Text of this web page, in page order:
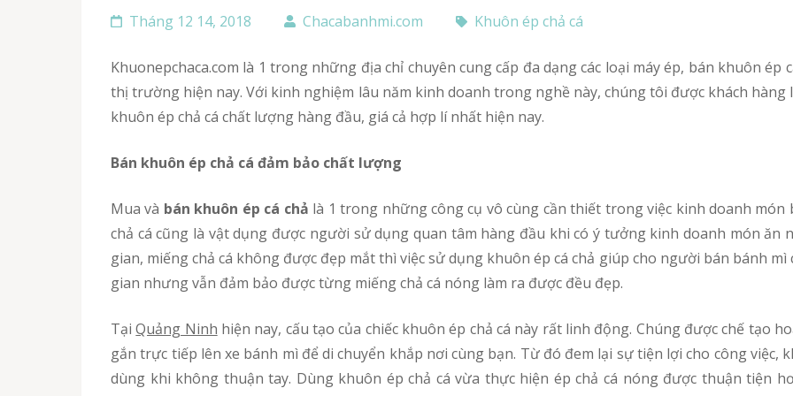
Tháng 12 14, 2018 Chacabanhmi.com Khuôn ép chả cá
Khuonepchaca.com là 1 trong những địa chỉ chuyên cung cấp đa dạng các loại máy ép, bán khuôn ép cá chả giá rẻ, đảm bảo chất lượng hàng đầu
thị trường hiện nay. Với kinh nghiệm lâu năm kinh doanh trong nghề này, chúng tôi được khách hàng
khuôn ép chả cá chất lượng hàng đầu, giá cả hợp lí nhất hiện nay.
Bán khuôn ép chả cá đảm bảo chất lượng
Mua và bán khuôn ép cá chả là 1 trong những công cụ vô cùng cần thiết trong việc kinh doanh
chả cá cũng là vật dụng được người sử dụng quan tâm hàng đầu khi có ý tưởng kinh doanh món ăn
gian, miếng chả cá không được đẹp mắt thì việc sử dụng khuôn ép cá chả giúp cho người bán bánh
gian nhưng vẫn đảm bảo được từng miếng chả cá nóng làm ra được đều đẹp.
TạiQuảng Ninh hiện nay, cấu tạo của chiếc khuôn ép chả cá này rất linh động. Chúng được chế tạo
gắn trực tiếp lên xe bánh mì để di chuyển khắp nơi cùng bạn. Từ đó đem lại sự tiện lợi cho công
dùng khi không thuận tay. Dùng khuôn ép chả cá vừa thực hiện ép chả cá nóng được thuận tiện